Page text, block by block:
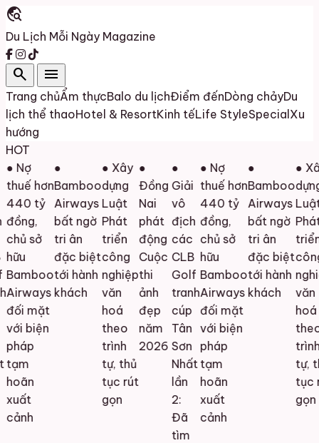
travel_explore
Du Lịch Mỗi Ngày Magazine
search menu
Trang chủẨm thựcBalo du lịchĐiểm đếnDòng chảyDu
lịch thể thaoHotel & ResortKinh tếLife StyleSpecial Xu
hướng
HOT
● Nợ
thuế hơn
440 tỷ
đồng,
chủ sở
hữu
Bamboo
Airways
đối mặt
với biện
pháp
tạm
hoãn
xuất
cảnh
Bamboo
Airways
bất ngờ
tri ân
đặc biệt
tới hành
khách
● Xây
dựng
Luật
Phát
triển
công
nghiệp
văn
hoá
theo
trình
tự, thủ
tục rút
gọn
●
Đồng
Nai
phát
động
Cuộc
thi
ảnh
đẹp
năm
2026
Giải
vô
địch
các
CLB
Golf
tranh
cúp
Tân
Sơn
Nhất
lần
2:
Đã
tìm
● Nợ
thuế hơn
440 tỷ
đồng,
chủ sở
hữu
Bamboo
Airways
đối mặt
với biện
pháp
tạm
hoãn
xuất
cảnh
Bamboo
Airways
bất ngờ
tri ân
đặc biệt
tới hành
khách
●
dựng
Luật
Phát
triển
công
văn
hoá
theo
trình
tự,
tục
gọn